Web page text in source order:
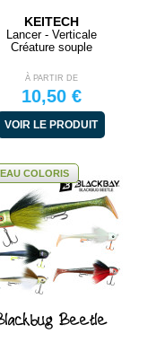
KEITECH
Lancer - Verticale
Créature souple
À PARTIR DE
10,50 €
VOIR LE PRODUIT
COLORIS
Beetle